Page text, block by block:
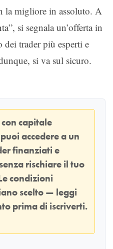
la migliore in assoluto. A
si segnala un’offerta in
trader più esperti e
si va sul sicuro.
capitale
puoi accedere a un
finanziati e
rischiare il tuo
condizioni
scelto — leggi
prima di iscriverti.